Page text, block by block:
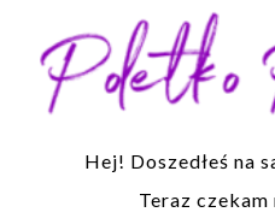
Hej! Doszedłeś na
Teraz